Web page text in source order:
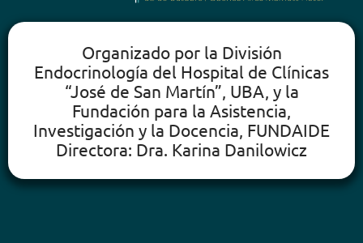
Organizado por la División
Endocrinología del Hospital de Clínicas
“José de San Martín”, UBA, y la
Fundación para la Asistencia,
Investigación y la Docencia, FUNDAIDE
Directora: Dra. Karina Danilowicz